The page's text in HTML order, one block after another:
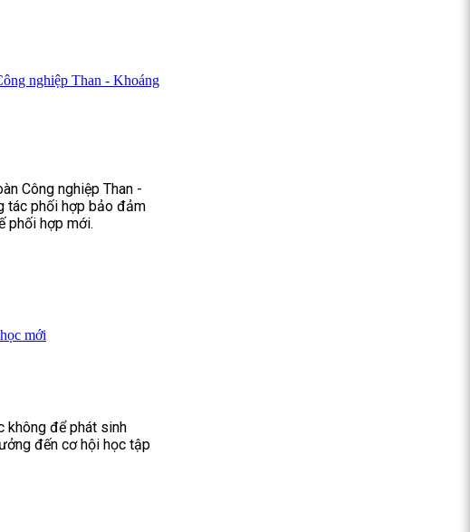
nghiệp Than - Khoáng
Công nghiệp Than -
tác phối hợp bảo đảm
phối hợp mới.
mới
không để phát sinh
đến cơ hội học tập